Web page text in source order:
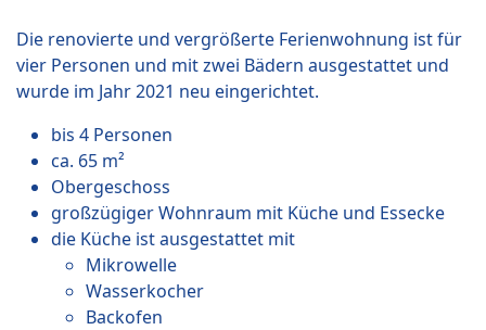
Die renovierte und vergrößerte Ferienwohnung ist für
vier Personen und mit zwei Bädern ausgestattet und
wurde im Jahr 2021 neu eingerichtet.
bis 4 Personen
ca. 65 m²
Obergeschoss
großzügiger Wohnraum mit Küche und Essecke
die Küche ist ausgestattet mit
Mikrowelle
Wasserkocher
Backofen